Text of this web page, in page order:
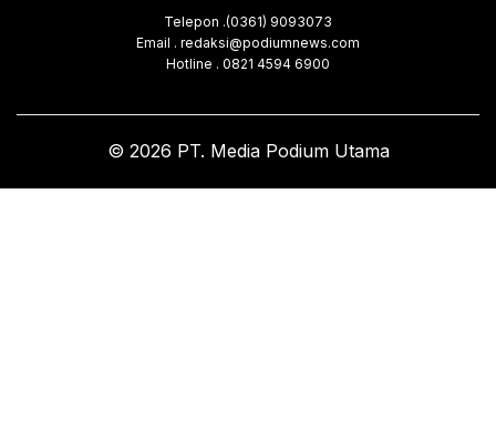
Telepon .(0361) 9093073
Email . redaksi@podiumnews.com
Hotline . 0821 4594 6900
© 2026 PT. Media Podium Utama